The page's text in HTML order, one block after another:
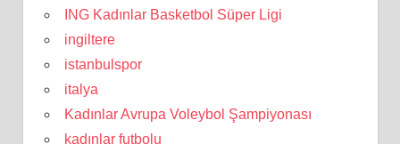
ING Kadınlar Basketbol Süper Ligi
ingiltere
istanbulspor
italya
Kadınlar Avrupa Voleybol Şampiyonası
kadınlar futbolu